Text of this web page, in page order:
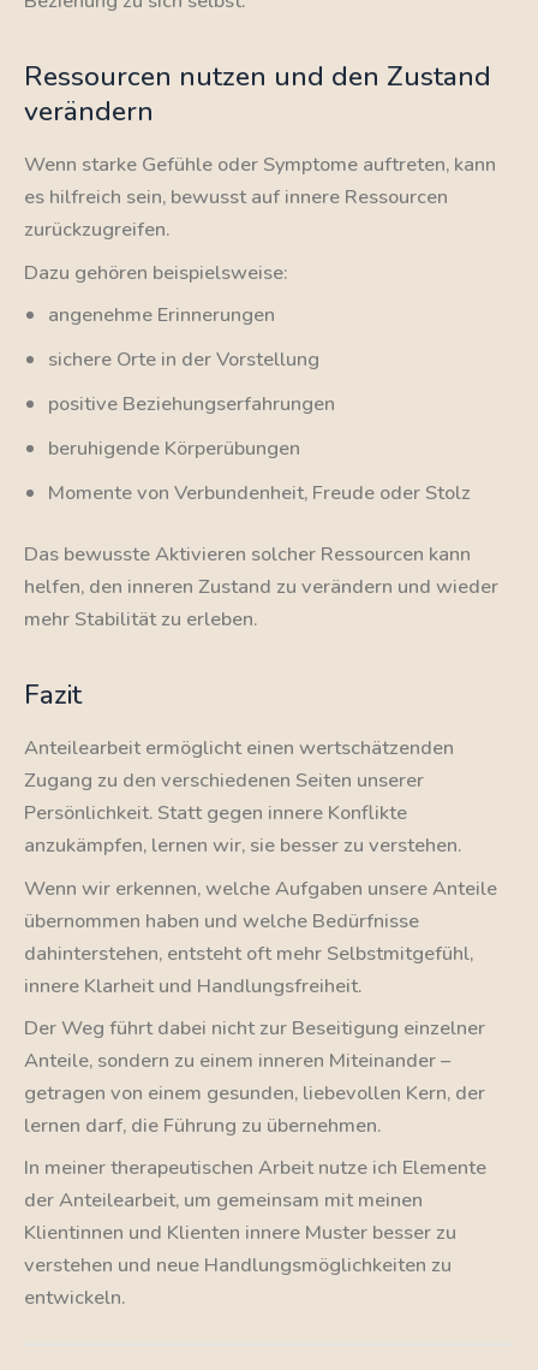
Ressourcen nutzen und den Zustand
verändern
Wenn starke Gefühle oder Symptome auftreten, kann
es hilfreich sein, bewusst auf innere Ressourcen
zurückzugreifen.
Dazu gehören beispielsweise:
angenehme Erinnerungen
sichere Orte in der Vorstellung
positive Beziehungserfahrungen
beruhigende Körperübungen
Momente von Verbundenheit, Freude oder Stolz
Das bewusste Aktivieren solcher Ressourcen kann
helfen, den inneren Zustand zu verändern und wieder
mehr Stabilität zu erleben.
Fazit
Anteilearbeit ermöglicht einen wertschätzenden
Zugang zu den verschiedenen Seiten unserer
Persönlichkeit. Statt gegen innere Konflikte
anzukämpfen, lernen wir, sie besser zu verstehen.
Wenn wir erkennen, welche Aufgaben unsere Anteile
übernommen haben und welche Bedürfnisse
dahinterstehen, entsteht oft mehr Selbstmitgefühl,
innere Klarheit und Handlungsfreiheit.
Der Weg führt dabei nicht zur Beseitigung einzelner
Anteile, sondern zu einem inneren Miteinander –
getragen von einem gesunden, liebevollen Kern, der
lernen darf, die Führung zu übernehmen.
In meiner therapeutischen Arbeit nutze ich Elemente
der Anteilearbeit, um gemeinsam mit meinen
Klientinnen und Klienten innere Muster besser zu
verstehen und neue Handlungsmöglichkeiten zu
entwickeln.